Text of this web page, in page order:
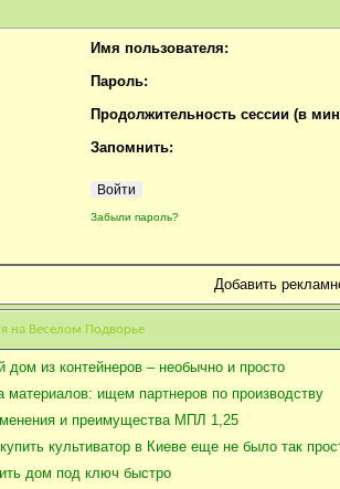
Имя пользователя:
Пароль:
Продолжительность сессии (в
Запомнить:
Забыли пароль?
Добавить
на Веселом Подворье
дом из контейнеров – необычно и просто
материалов: ищем партнеров по производству
и преимущества МПЛ 1,25
культиватор в Киеве еще не было так
дом под ключ быстро